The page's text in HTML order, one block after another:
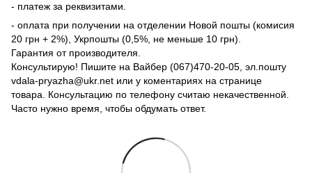
- платеж за реквизитами.
- оплата при получении на отделении Новой пошты (комисия
20 грн + 2%), Укрпошты (0,5%, не меньше 10 грн).
Гарантия от производителя.
Консультирую! Пишите на Вайбер (067)470-20-05, эл.пошту
vdala-pryazha@ukr.net или у коментариях на странице
товара. Консультацию по телефону считаю некачественной.
Часто нужно время, чтобы обдумать ответ.